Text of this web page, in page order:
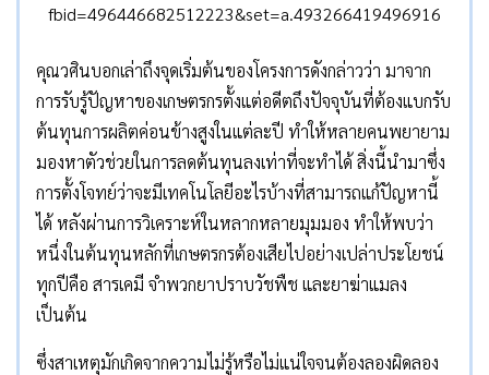
fbid=496446682512223&set=a.493266419496916
คุณวศินบอกเล่าถึงจุดเริ่มต้นของโครงการดังกล่าวว่า มาจาก
การรับรู้ปัญหาของเกษตรกรตั้งแต่อดีตถึงปัจจุบันที่ต้องแบกรับ
ต้นทุนการผลิตค่อนข้างสูงในแต่ละปี ทำให้หลายคนพยายาม
มองหาตัวช่วยในการลดต้นทุนลงเท่าที่จะทำได้ สิ่งนี้นำมาซึ่ง
การตั้งโจทย์ว่าจะมีเทคโนโลยีอะไรบ้างที่สามารถแก้ปัญหานี้
ได้ หลังผ่านการวิเคราะห์ในหลากหลายมุมมอง ทำให้พบว่า
หนึ่งในต้นทุนหลักที่เกษตรกรต้องเสียไปอย่างเปล่าประโยชน์
ทุกปีคือ สารเคมี จำพวกยาปราบวัชพืช และยาฆ่าแมลง
เป็นต้น
ซึ่งสาเหตุมักเกิดจากความไม่รู้หรือไม่แน่ใจจนต้องลองผิดลอง